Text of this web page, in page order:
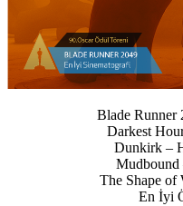
Blade Runner
Darkest
Dunkirk –
Mudbound
The Shape of
En İyi